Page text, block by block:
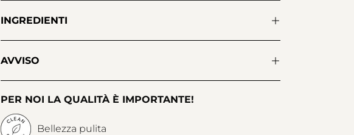
INGREDIENTI
AVVISO
PER NOI LA QUALITÀ È IMPORTANTE!
Bellezza pulita